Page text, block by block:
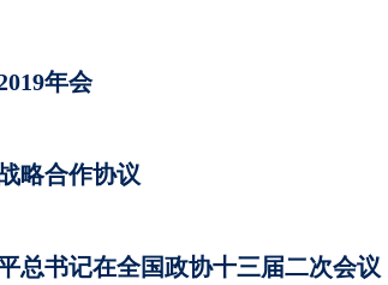
年会
略合作协议
总书记在全国政协十三届二次会议